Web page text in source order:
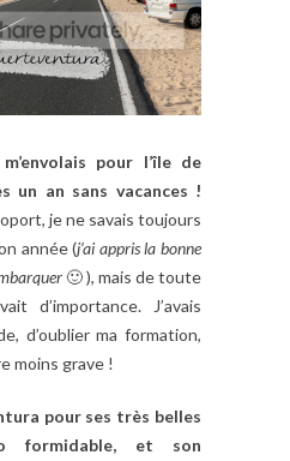
pour l’île de
un an sans vacances !
je ne savais toujours
année (j’ai appris la bonne
🙂 ), mais de toute
d’importance. J’avais
d’oublier ma formation,
moins grave !
pour ses très belles
formidable, et son